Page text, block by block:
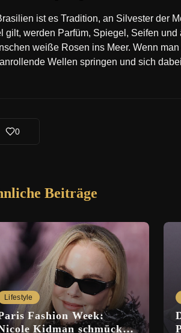
ist es Tradition, an Silvester der
gilt, werden Parfüm, Spiegel, Seifen
weiße Rosen ins Meer. Wenn
Wellen springen und sich
0
Beiträge
Lifestyle
Fashion Week:
Kidman schmückt